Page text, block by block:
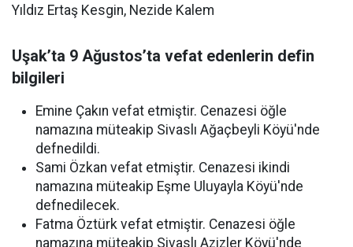
Yıldız Ertaş Kesgin, Nezide Kalem
Uşak’ta 9 Ağustos’ta vefat edenlerin defin
bilgileri
Emine Çakın vefat etmiştir. Cenazesi öğle
namazına müteakip Sivaslı Ağaçbeyli Köyü'nde
defnedildi.
Sami Özkan vefat etmiştir. Cenazesi ikindi
namazına müteakip Eşme Uluyayla Köyü'nde
defnedilecek.
Fatma Öztürk vefat etmiştir. Cenazesi öğle
namazına müteakip Sivaslı Azizler Köyü'nde